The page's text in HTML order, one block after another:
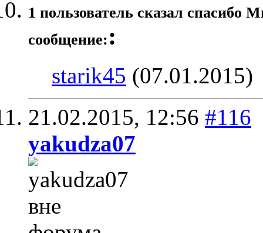
1 пользователь сказал cпасибо
сообщение::
starik45 (07.01.2015)
21.02.2015, 12:56 #116
yakudza07